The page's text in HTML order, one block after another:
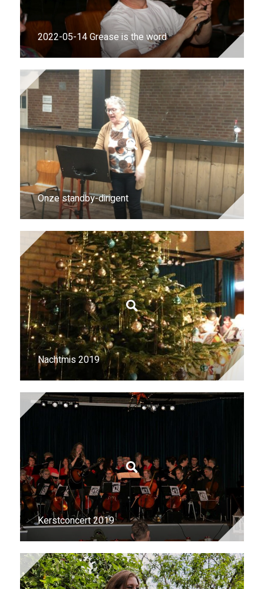
2022-05-14 Grease is the word
Onze standby-dirigent
Nachtmis 2019
Kerstconcert 2019